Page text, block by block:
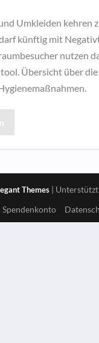
Umkleiden kehren
künftig mit
nutzen
Übersicht über
Themes| Unterstützt